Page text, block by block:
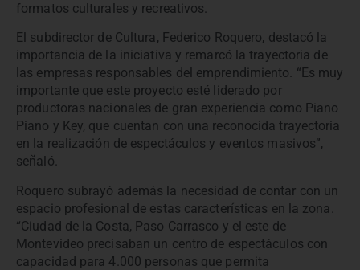
formatos culturales y recreativos.
El subdirector de Cultura, Federico Roquero, destacó la
importancia de la iniciativa y remarcó la trayectoria de
las empresas responsables del emprendimiento. “Es muy
importante que este proyecto esté liderado por
productoras nacionales de gran experiencia como Piano
Piano y Key, que cuentan con una reconocida trayectoria
en la realización de espectáculos y eventos masivos”,
señaló.
Roquero subrayó además la necesidad de contar con un
espacio profesional de estas características en la zona.
“Ciudad de la Costa, Paso Carrasco y el este de
Montevideo precisaban un centro de espectáculos con
capacidad para 4.000 personas que permita